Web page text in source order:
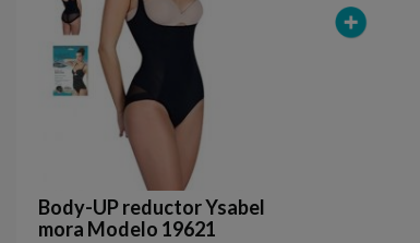
Body-UP reductor Ysabel
mora Modelo 19621